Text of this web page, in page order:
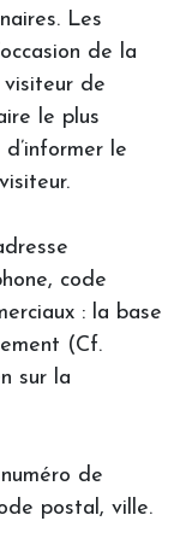
Les
de la
de
le plus
le
code
: la base
(Cf.
sur la
de
postal, ville.